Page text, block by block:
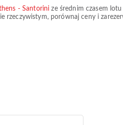
- Santorini ze średnim czasem
rzeczywistym, porównaj ceny i